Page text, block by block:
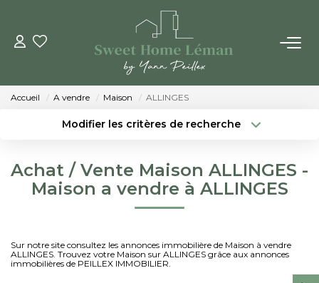
ACHETER
VENDRE
LES AGENCES
Accueil A vendre Maison ALLINGES
Modifier les critères de recherche
Surface min Budget max
Achat / Vente Maison ALLINGES -
Maison a vendre à ALLINGES
Sur notre site consultez les annonces immobilière de Maison à vendre
ALLINGES. Trouvez votre Maison sur ALLINGES grâce aux annonces
immobilières de PEILLEX IMMOBILIER.